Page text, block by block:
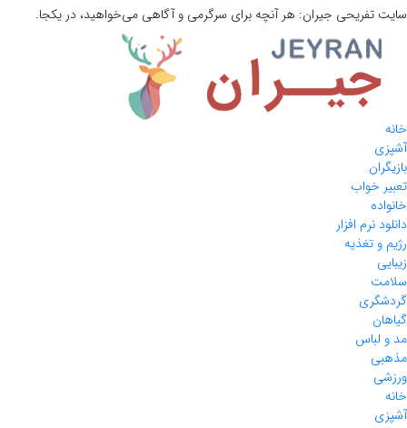
سایت تفریحی جیران: هر آنچه برای سرگرمی و آگاهی می‌خواهید، در یکجا.
خانه
آشپزی
بازیگران
تعبیر خواب
خانواده
دانلود نرم افزار
رژیم و تغذیه
زیبایی
سلامت
گردشگری
گیاهان
مد و لباس
مذهبی
ورزشی
خانه
آشپزی